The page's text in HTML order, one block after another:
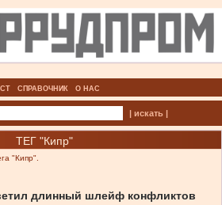
СПРАВОЧНИК О НАС
| искать |
ТЕГ "Кипр"
"Кипр".
длинный шлейф конфликтов